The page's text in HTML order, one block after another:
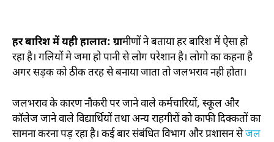
हर बारिश में यही हालात: ग्रामीणों ने बताया हर बारिश में ऐसा हो
रहा है। गलियों मे जमा हो पानी से लोग परेशान है। लोगो का कहना है
अगर सड़क को ठीक तरह से बनाया जाता तो जलभराव नही होता।
जलभराव के कारण नौकरी पर जाने वाले कर्मचारियों, स्कूल और
कॉलेज जाने वाले विद्यार्थियों तथा अन्य राहगीरों को काफी दिक्कतों का
सामना करना पड़ रहा है। कई बार संबंधित विभाग और प्रशासन सेजल